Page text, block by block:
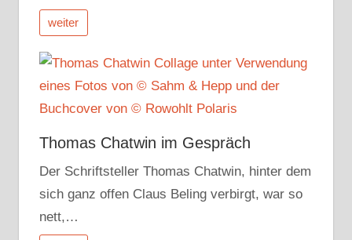
weiter
Thomas Chatwin im Gespräch
Der Schriftsteller Thomas Chatwin, hinter dem
sich ganz offen Claus Beling verbirgt, war so
nett,…